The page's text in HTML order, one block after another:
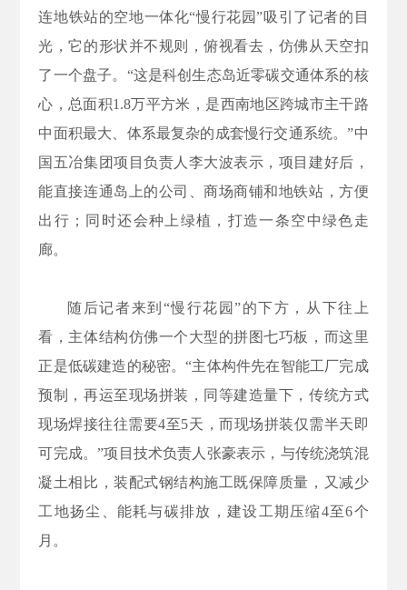
连地铁站的空地一体化“慢行花园”吸引了记者的目
光，它的形状并不规则，俯视看去，仿佛从天空扣
了一个盘子。“这是科创生态岛近零碳交通体系的核
心，总面积1.8万平方米，是西南地区跨城市主干路
中面积最大、体系最复杂的成套慢行交通系统。”中
国五冶集团项目负责人李大波表示，项目建好后，
能直接连通岛上的公司、商场商铺和地铁站，方便
出行；同时还会种上绿植，打造一条空中绿色走
廊。
随后记者来到“慢行花园”的下方，从下往上
看，主体结构仿佛一个大型的拼图七巧板，而这里
正是低碳建造的秘密。“主体构件先在智能工厂完成
预制，再运至现场拼装，同等建造量下，传统方式
现场焊接往往需要4至5天，而现场拼装仅需半天即
可完成。”项目技术负责人张豪表示，与传统浇筑混
凝土相比，装配式钢结构施工既保障质量，又减少
工地扬尘、能耗与碳排放，建设工期压缩4至6个
月。